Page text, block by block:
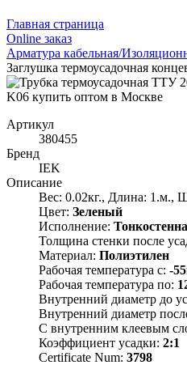
Главная страница
Оnline заказ
Арматура кабельная/
Заглушка термоусадочная
Артикул
380455
Бренд
IEK
Описание
Вес: 0.02кг., Длина: 1.м.,
Цвет: Зеленый
Исполнение:
Толщина стенки после
Материал: Полиэтилен
Рабочая температура с: -
Рабочая температура по:
Внутренний диаметр до
Внутренний диаметр
С внутренним клеевым
Коэффициент усадки: 2:1
Certificate Num: 3798